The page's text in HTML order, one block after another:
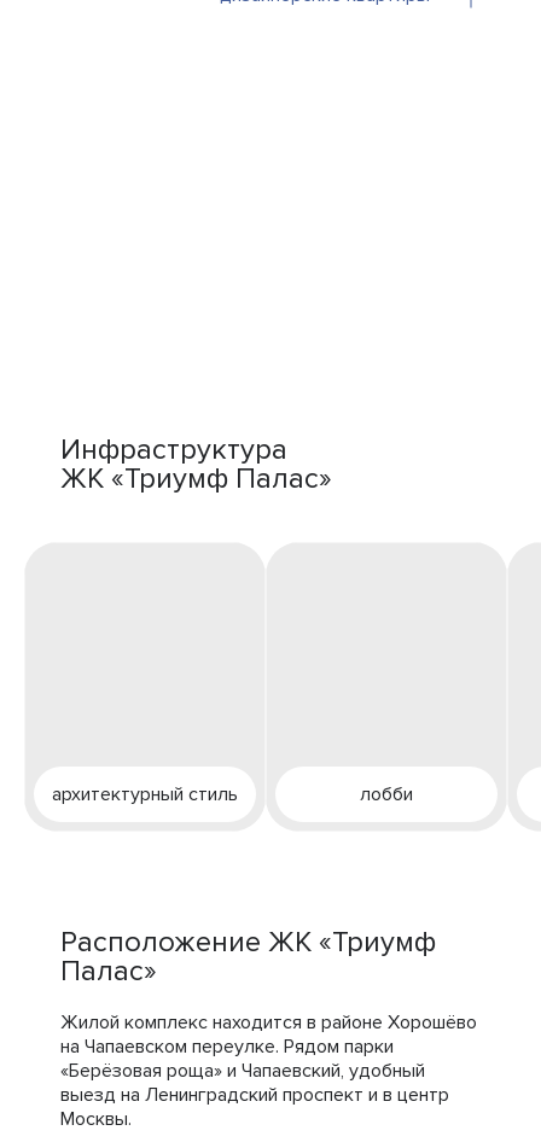
Инфраструктура
ЖК «Триумф Палас»
архитектурный стиль лобби
Расположение ЖК «Триумф
Палас»
Жилой комплекс находится в районе Хорошёво
на Чапаевском переулке. Рядом парки
«Берёзовая роща» и Чапаевский, удобный
выезд на Ленинградский проспект и в центр
Москвы.